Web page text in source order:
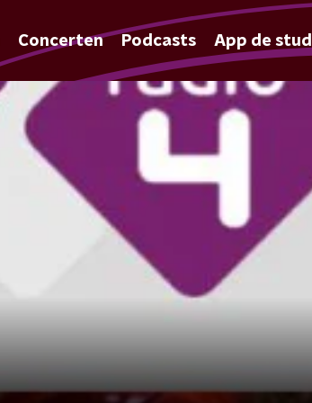
Concerten Podcasts App de